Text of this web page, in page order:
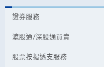
證券服務
滬股通/深股通買賣
股票按揭透支服務